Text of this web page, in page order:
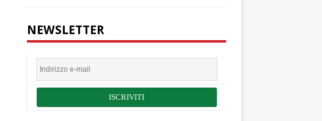
NEWSLETTER